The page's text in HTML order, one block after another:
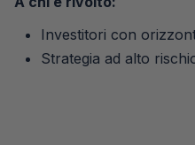
Investitori con
Strategia ad alto